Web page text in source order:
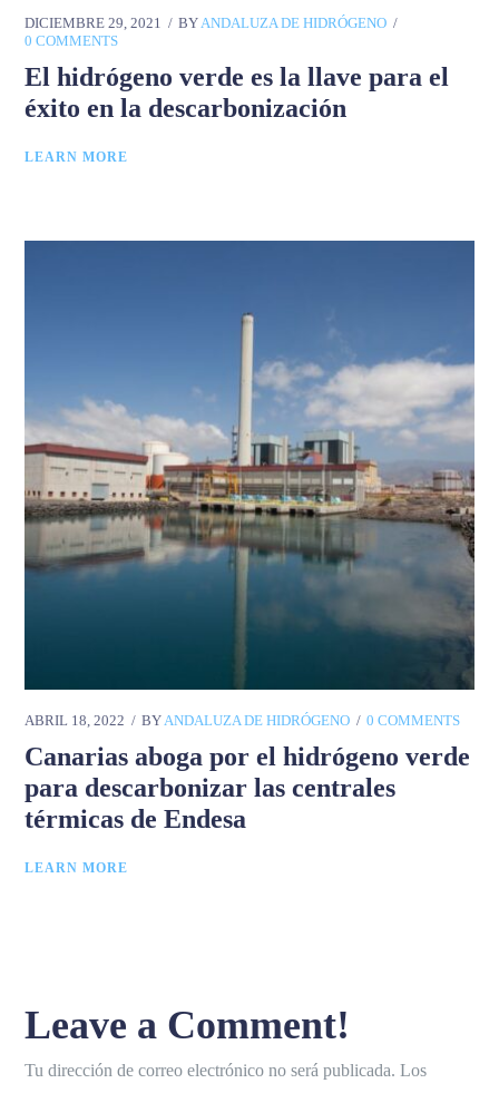
DICIEMBRE 29, 2021 BYANDALUZA DE HIDRÓGENO
0 COMMENTS
El hidrógeno verde es la llave para el
éxito en la descarbonización
LEARN MORE
ABRIL 18, 2022 BYANDALUZA DE HIDRÓGENO 0 COMMENTS
Canarias aboga por el hidrógeno verde
para descarbonizar las centrales
térmicas de Endesa
LEARN MORE
Leave a Comment!
Tu dirección de correo electrónico no será publicada. Los